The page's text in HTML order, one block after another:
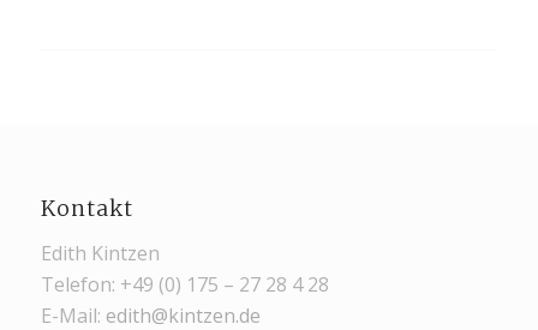
Kontakt
Edith Kintzen
Telefon: +49 (0) 175 – 27 28 4 28
E-Mail: edith@kintzen.de